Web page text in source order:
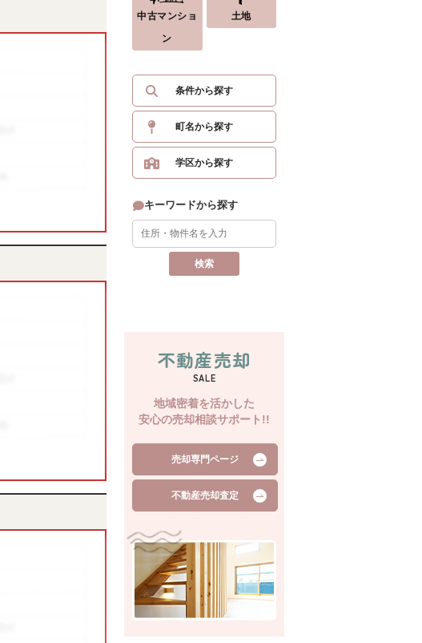
中古マンショ
ン
土地
条件から探す
町名から探す
学区から探す
キーワードから探す
不動産売却
SALE
地域密着を活かした
安心の売却相談サポート!!
売却専門ページ
不動産売却査定